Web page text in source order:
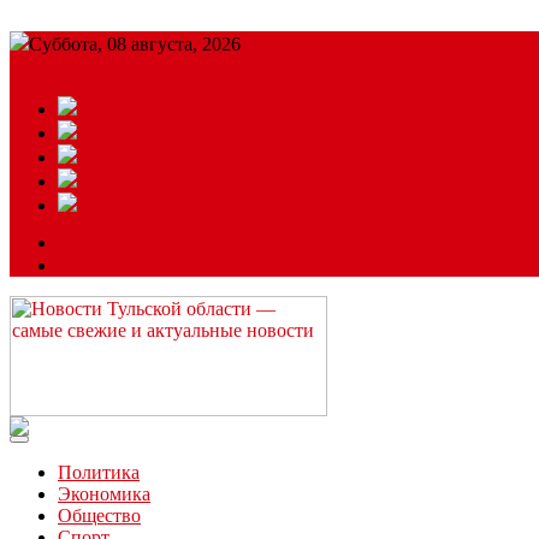
Суббота, 08 августа, 2026
Читайте последние новости дня в Тульской области на сайте
Политика
Экономика
Общество